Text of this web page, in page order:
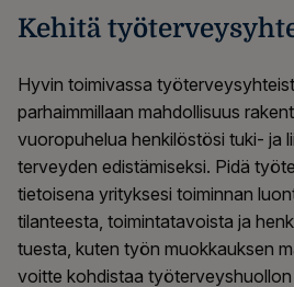
Kehitä
Hyvin toimivassa
parhaimmillaan mahdollisuus
vuoropuhelua henkilöstösi tuki- ja
terveyden edistämiseksi. Pidä
tietoisena yrityksesi toiminnan
tilanteesta, toimintatavoista ja
tuesta, kuten työn muokkauksen
voitte kohdistaa